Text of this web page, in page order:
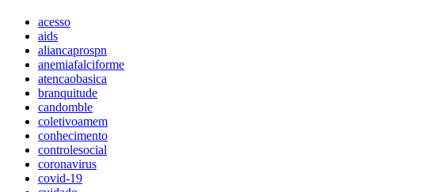
acesso
aids
aliancaprospn
anemiafalciforme
atencaobasica
branquitude
candomble
coletivoamem
conhecimento
controlesocial
coronavirus
covid-19